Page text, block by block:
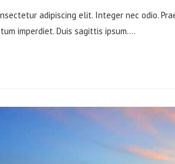
la
la
adipiscing elit. Integer nec odio.
imperdiet. Duis sagittis ipsum.…